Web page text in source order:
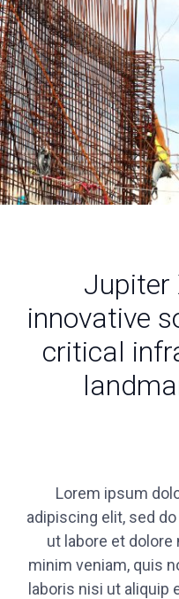
Jupiter
innovative
critical
Lorem ipsum
adipiscing elit, sed
ut labore et dolore
minim veniam, quis
laboris nisi ut aliquip